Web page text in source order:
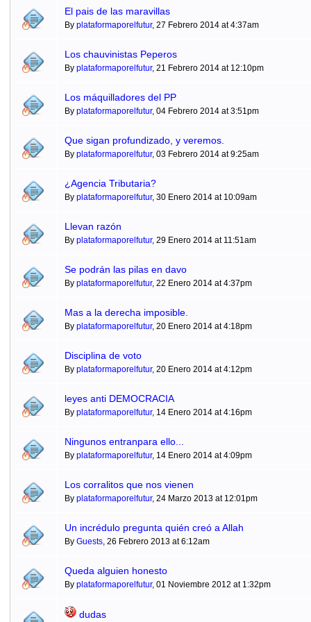
El pais de las maravillas
By plataformaporelfutur, 27 Febrero 2014 at 4:37am
Los chauvinistas Peperos
By plataformaporelfutur, 21 Febrero 2014 at 12:10pm
Los máquilladores del PP
By plataformaporelfutur, 04 Febrero 2014 at 3:51pm
Que sigan profundizado, y veremos.
By plataformaporelfutur, 03 Febrero 2014 at 9:25am
¿Agencia Tributaria?
By plataformaporelfutur, 30 Enero 2014 at 10:09am
Llevan razón
By plataformaporelfutur, 29 Enero 2014 at 11:51am
Se podrán las pilas en davo
By plataformaporelfutur, 22 Enero 2014 at 4:37pm
Mas a la derecha imposible.
By plataformaporelfutur, 20 Enero 2014 at 4:18pm
Disciplina de voto
By plataformaporelfutur, 20 Enero 2014 at 4:12pm
leyes anti DEMOCRACIA
By plataformaporelfutur, 14 Enero 2014 at 4:16pm
Ningunos entranpara ello...
By plataformaporelfutur, 14 Enero 2014 at 4:09pm
Los corralitos que nos vienen
By plataformaporelfutur, 24 Marzo 2013 at 12:01pm
Un incrédulo pregunta quién creó a Allah
By Guests, 26 Febrero 2013 at 6:12am
Queda alguien honesto
By plataformaporelfutur, 01 Noviembre 2012 at 1:32pm
dudas